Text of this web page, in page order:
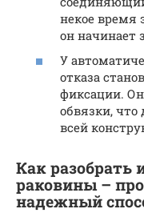
некое время
он начинает
У
отказа
фиксации. Он
обвязки, что
всей
Как разобрать
раковины –
надежный